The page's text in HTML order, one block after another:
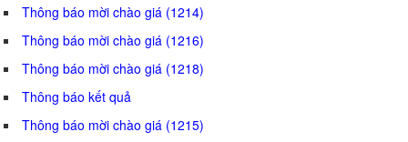
Thông báo mời chào giá (1214)
Thông báo mời chào giá (1216)
Thông báo mời chào giá (1218)
Thông báo kết quả
Thông báo mời chào giá (1215)